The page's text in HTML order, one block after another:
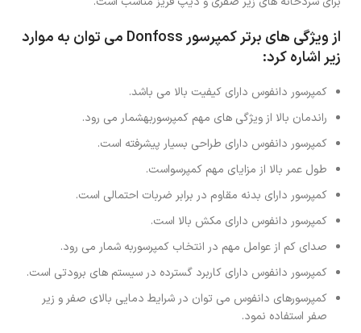
از ویژگی های برتر کمپرسور Donfoss می توان به موارد
زیر اشاره کرد:
کمپرسور دانفوس دارای کیفیت بالا می باشد.
راندمان بالا از ویژگی های مهم کمپرسوربهشمار می رود.
کمپرسور دانفوس دارای طراحی بسیار پیشرفته است.
طول عمر بالا از مزایای مهم کمپرسواست.
کمپرسور دارای بدنه مقاوم در برابر ضربات احتمالی است.
کمپرسور دانفوس دارای مکش بالا است.
صدای کم از عوامل مهم در انتخاب کمپرسوربه شمار می رود.
کمپرسور دانفوس دارای کاربرد گسترده در سیستم های برودتی است.
کمپرسورهای دانفوس می توان در شرایط دمایی بالای صفر و زیر
صفر استفاده نمود.